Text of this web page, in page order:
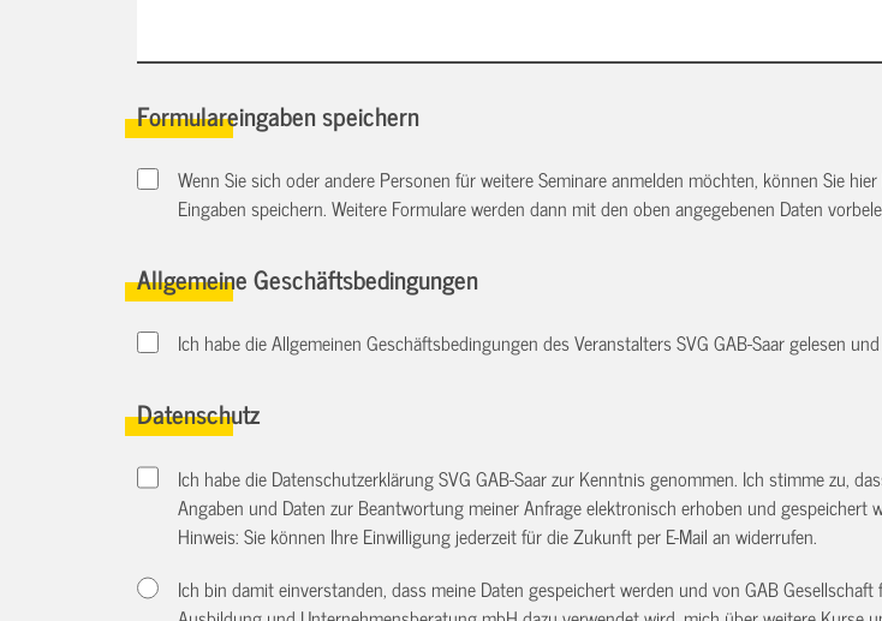
Formulareingaben speichern
Wenn Sie sich oder andere Personen für weitere Seminare anmelden möchten, können Sie
Eingaben speichern. Weitere Formulare werden dann mit den oben angegebenen Daten
Allgemeine Geschäftsbedingungen
Ich habe die Allgemeinen Geschäftsbedingungen des Veranstalters SVG GAB-Saar gelesen
Datenschutz
Ich habe die Datenschutzerklärung SVG GAB-Saar zur Kenntnis genommen. Ich stimme zu,
Angaben und Daten zur Beantwortung meiner Anfrage elektronisch erhoben und gespeichert
Hinweis: Sie können Ihre Einwilligung jederzeit für die Zukunft per E-Mail anwiderrufen.
Ich bin damit einverstanden, dass meine Daten gespeichert werden und von GAB